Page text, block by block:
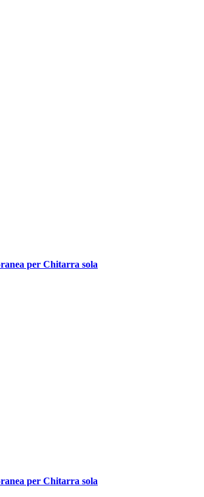
per Chitarra sola
per Chitarra sola